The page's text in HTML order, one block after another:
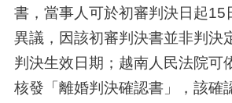
書，當事人可於初審判決日起15
異議，因該初審判決書並非判決
判決生效日期；越南人民法院可
核發「離婚判決確認書」，該確